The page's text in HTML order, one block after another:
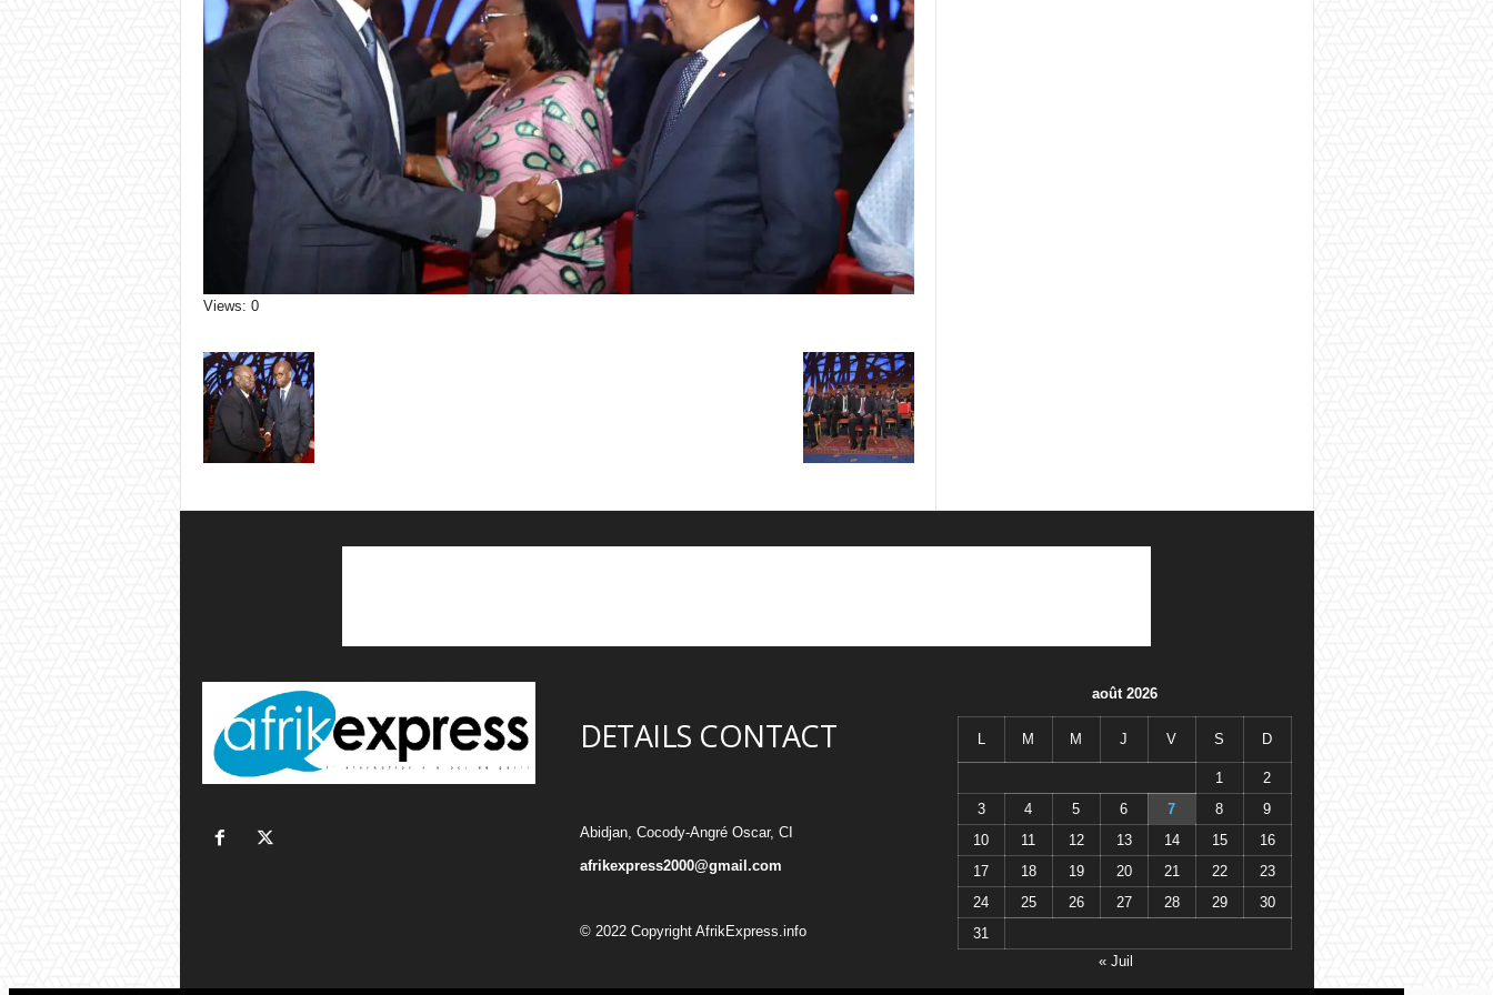
Views: 0
DETAILS CONTACT
Abidjan, Cocody-Angré Oscar, CI
afrikexpress2000@gmail.com
© 2022 Copyright AfrikExpress.info
août 2026
L M M J V S D
1
2
3
4 5 6 7 8
9
10
11 12 13 14 15
16
17
18 19 20 21 22
23
24
25 26 27 28 29
30
31
« Juil